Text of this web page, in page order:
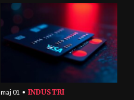
maj 01 INDUSTRI